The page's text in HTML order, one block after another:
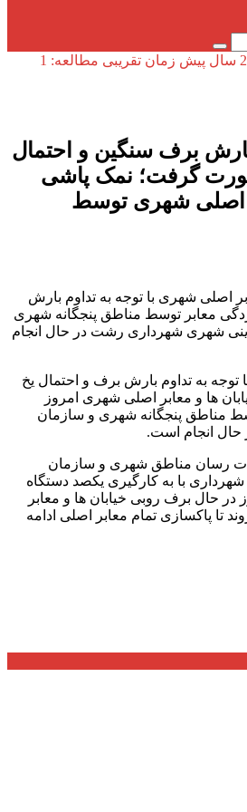
زمان تقریبی مطالعه: 1
بارش برف سنگین و احتمال
گرفت؛ نمک پاشی
اصلی شهری توسط
اصلی شهری با توجه به تداوم بارش
معابر توسط مناطق پنجگانه شهری
شهری شهرداری رشت در حال انجام
توجه به تداوم بارش برف و احتمال یخ
ها و معابر اصلی شهری امروز
۷ اسفند ۱۴۰۲ توسط مناطق پنجگانه شهری و سازمان
انجام است.
رسان مناطق شهری و سازمان
با به کارگیری یکصد دستگاه
در حال برف روبی خیابان ها و معابر
تا پاکسازی تمام معابر اصلی ادامه